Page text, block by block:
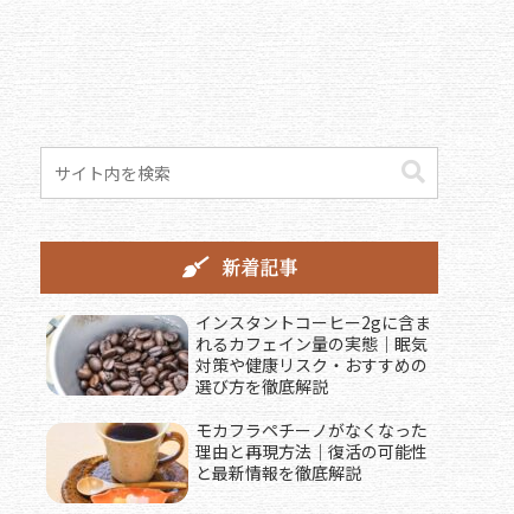
新着記事
インスタントコーヒー2gに含ま
れるカフェイン量の実態｜眠気
対策や健康リスク・おすすめの
選び方を徹底解説
モカフラペチーノがなくなった
理由と再現方法｜復活の可能性
と最新情報を徹底解説